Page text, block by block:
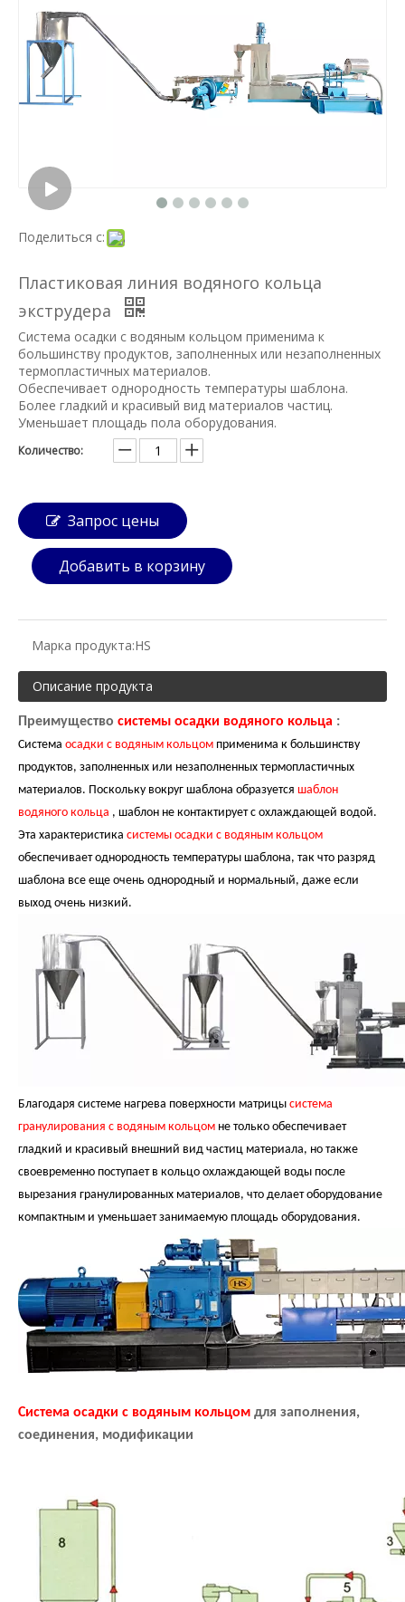
Поделиться с:
Пластиковая линия водяного кольца
экструдера
Система осадки с водяным кольцом применима к
большинству продуктов, заполненных или незаполненных
термопластичных материалов.
Обеспечивает однородность температуры шаблона.
Более гладкий и красивый вид материалов частиц.
Уменьшает площадь пола оборудования.
Количество:
Запрос цены
Добавить в корзину
Марка продукта:HS
Описание продукта
Преимущество системы осадки водяного кольца :
Система осадки с водяным кольцом применима к большинству
продуктов, заполненных или незаполненных термопластичных
материалов. Поскольку вокруг шаблона образуется шаблон
водяного кольца , шаблон не контактирует с охлаждающей водой.
Эта характеристика системы осадки с водяным кольцом
обеспечивает однородность температуры шаблона, так что разряд
шаблона все еще очень однородный и нормальный, даже если
выход очень низкий.
Благодаря системе нагрева поверхности матрицы система
гранулирования с водяным кольцом не только обеспечивает
гладкий и красивый внешний вид частиц материала, но также
своевременно поступает в кольцо охлаждающей воды после
вырезания гранулированных материалов, что делает оборудование
компактным и уменьшает занимаемую площадь оборудования.
Система осадки с водяным кольцом для заполнения,
соединения, модификации